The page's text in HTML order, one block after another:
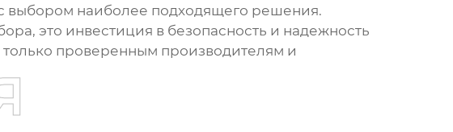
выбором наиболее подходящего решения.
это инвестиция в безопасность и надежность
только проверенным производителям и